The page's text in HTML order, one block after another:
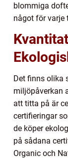
blommiga
något för varje
Det finns olika
miljöpåverkan
att titta på är
certifieringar
de köper
på sådana
Organic och